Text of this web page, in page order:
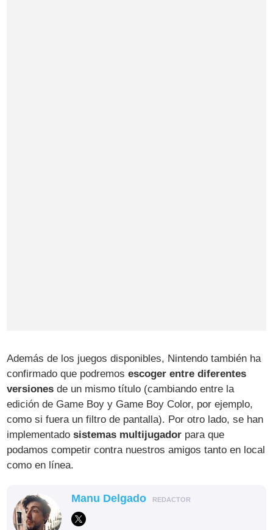
Además de los juegos disponibles, Nintendo también ha
confirmado que podremosescoger entre diferentes
versiones de un mismo título (cambiando entre la
edición de Game Boy y Game Boy Color, por ejemplo,
como si fuera un filtro de pantalla). Por otro lado, se han
implementadosistemas multijugador para que
podamos competir contra nuestros amigos tanto en local
como en línea.
Manu Delgado REDACTOR